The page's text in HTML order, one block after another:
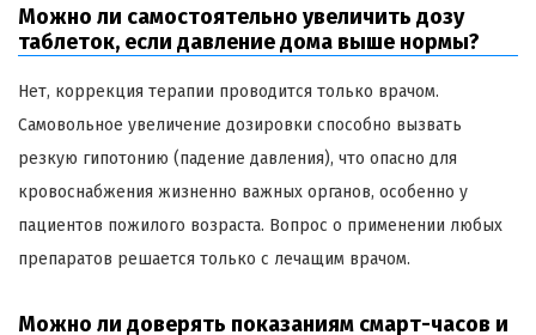
Можно ли самостоятельно увеличить дозу
таблеток, если давление дома выше нормы?
Нет, коррекция терапии проводится только врачом.
Самовольное увеличение дозировки способно вызвать
резкую гипотонию (падение давления), что опасно для
кровоснабжения жизненно важных органов, особенно у
пациентов пожилого возраста. Вопрос о применении любых
препаратов решается только с лечащим врачом.
Можно ли доверять показаниям смарт-часов и